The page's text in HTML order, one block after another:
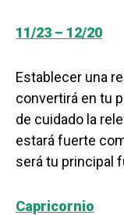
11/23 – 12/20
Establecer una
convertirá en tu
de cuidado la
estará fuerte
será tu principal
Capricornio